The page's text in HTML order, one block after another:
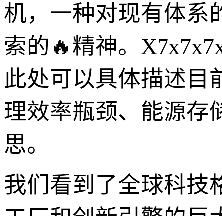
机，一种对现有体系
索的🔥精神。
此处可以具体描述目
理效率瓶颈、能源存
思。
我们看到了全球科技